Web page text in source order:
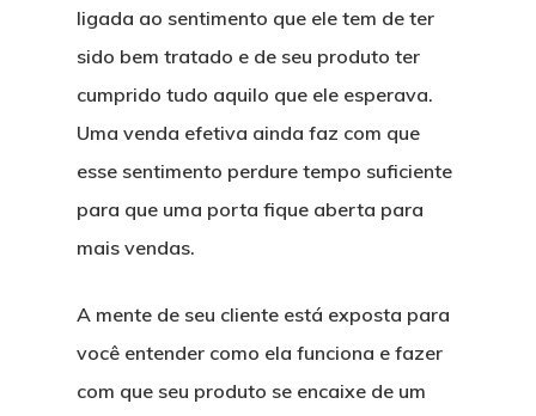
ligada ao sentimento que ele tem de ter
sido bem tratado e de seu produto ter
cumprido tudo aquilo que ele esperava.
Uma venda efetiva ainda faz com que
esse sentimento perdure tempo suficiente
para que uma porta fique aberta para
mais vendas.
A mente de seu cliente está exposta para
você entender como ela funciona e fazer
com que seu produto se encaixe de um